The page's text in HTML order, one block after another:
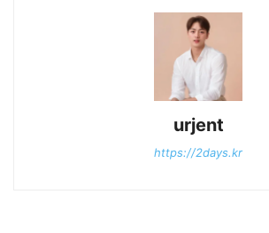
urjent
https://2days.kr